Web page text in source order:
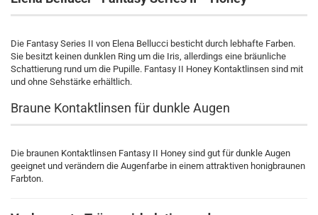
Die Fantasy Series II von Elena Bellucci besticht durch lebhafte Farben.
Sie besitzt keinen dunklen Ring um die Iris, allerdings eine bräunliche
Schattierung rund um die Pupille. Fantasy II Honey Kontaktlinsen sind mit
und ohne Sehstärke erhältlich.
Braune Kontaktlinsen für dunkle Augen
Die braunen Kontaktlinsen Fantasy II Honey sind gut für dunkle Augen
geeignet und verändern die Augenfarbe in einem attraktiven honigbraunen
Farbton.